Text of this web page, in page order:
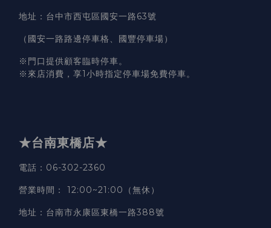
地址 ：台中市西屯區國安一路63號
（國安一路路邊停車格、國豐停車場）
※門口提供顧客臨時停車。
※來店消費，享1小時指定停車場免費停車。
★台南東橋店★
電話 ：06-302-2360
營業時間 ： 12:00~21:00（無休）
地址 ：台南市永康區東橋一路388號